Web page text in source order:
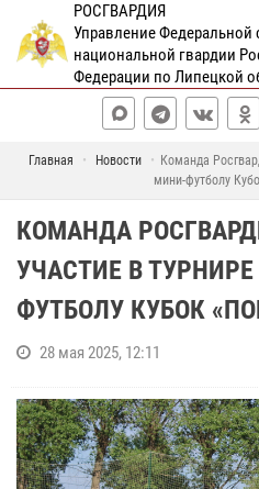
РОСГВАРДИЯ
Управление Федеральной
национальной гвардии
Федерации по Липецкой
Главная Новости
Команда
мини-футболу
КОМАНДА
УЧАСТИЕ В
ФУТБОЛУ КУБОК
28 мая 2025, 12:11